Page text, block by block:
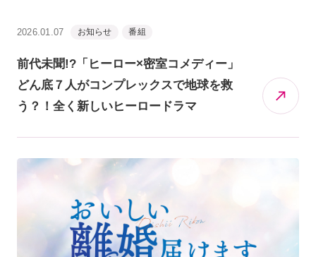
2026.01.07 お知らせ 番組
前代未聞!?「ヒーロー×密室コメディー」
どん底７人がコンプレックスで地球を救
う？！全く新しいヒーロードラマ